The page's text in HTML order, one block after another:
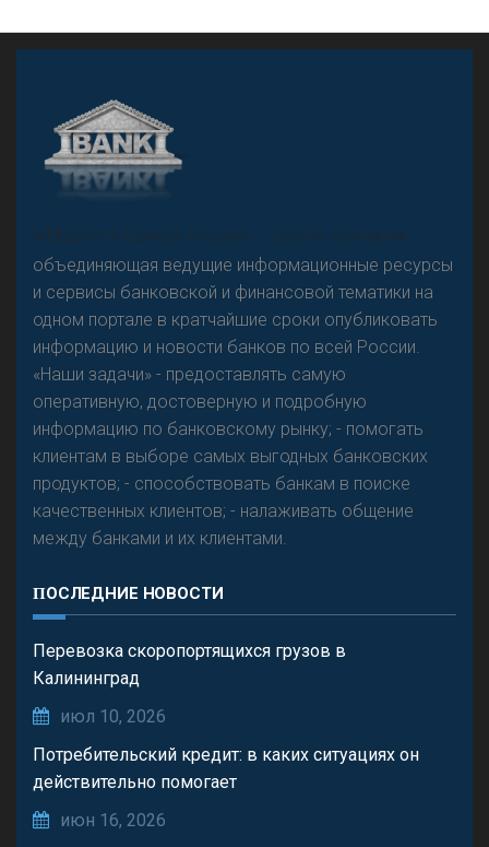
Резкого разворота на рынке автокредитов не
предвидится - «Интервью»
«Н
овости Банков России» – группа компаний,
объединяющая ведущие информационные ресурсы
и сервисы банковской и финансовой тематики на
одном портале в кратчайшие сроки опубликовать
информацию и новости банков по всей России.
«Наши задачи» - предоставлять самую
оперативную, достоверную и подробную
информацию по банковскому рынку; - помогать
клиентам в выборе самых выгодных банковских
продуктов; - способствовать банкам в поиске
качественных клиентов; - налаживать общение
между банками и их клиентами.
ПОСЛЕДНИЕ НОВОСТИ
Перевозка скоропортящихся грузов в
Калининград
июл 10, 2026
Потребительский кредит: в каких ситуациях он
действительно помогает
июн 16, 2026